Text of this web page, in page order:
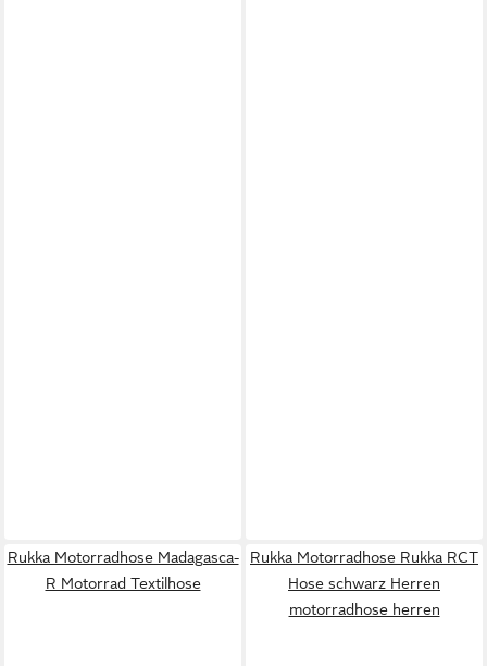
Rukka Motorradhose Madagasca-
R Motorrad Textilhose
Rukka Motorradhose Rukka RCT
Hose schwarz Herren
motorradhose herren